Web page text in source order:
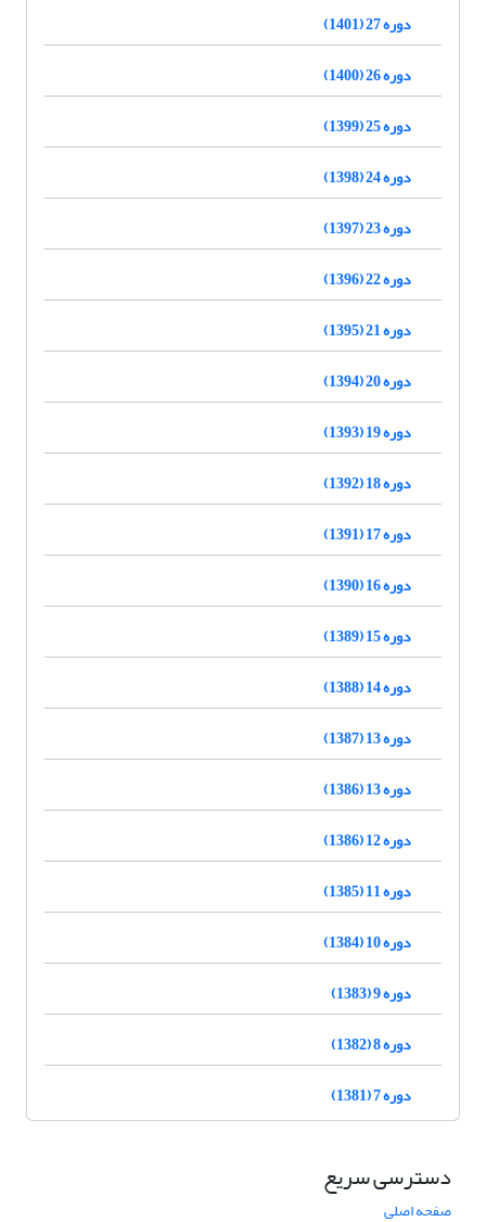
دوره 27 (1401)
دوره 26 (1400)
دوره 25 (1399)
دوره 24 (1398)
دوره 23 (1397)
دوره 22 (1396)
دوره 21 (1395)
دوره 20 (1394)
دوره 19 (1393)
دوره 18 (1392)
دوره 17 (1391)
دوره 16 (1390)
دوره 15 (1389)
دوره 14 (1388)
دوره 13 (1387)
دوره 13 (1386)
دوره 12 (1386)
دوره 11 (1385)
دوره 10 (1384)
دوره 9 (1383)
دوره 8 (1382)
دوره 7 (1381)
دسترسی سریع
صفحه اصلی